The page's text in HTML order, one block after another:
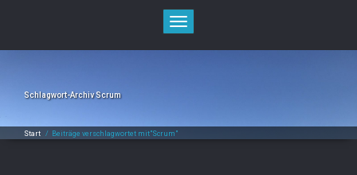
Toggle
navigation
Schlagwort-ArchivScrum
Start / Beiträge verschlagwortet mit"Scrum"